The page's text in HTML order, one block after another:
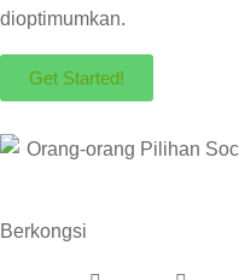
dioptimumkan.
Get Started!
Berkongsi